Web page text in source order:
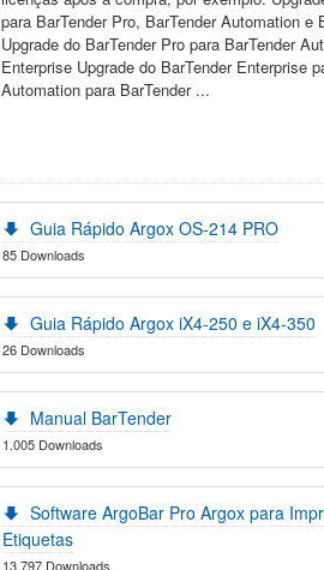
para BarTender Pro, BarTender Automation e
Upgrade do BarTender Pro para BarTender
Enterprise Upgrade do BarTender Enterprise
Automation para BarTender ...
Guia Rápido Argox OS-214 PRO
85 Downloads
Guia Rápido Argox iX4-250 e iX4-350
26 Downloads
Manual BarTender
1.005 Downloads
Software ArgoBar Pro Argox para
Etiquetas
13.797 Downloads